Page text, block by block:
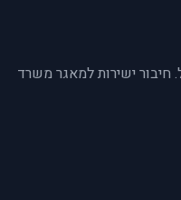
ישירות למאגר משרד